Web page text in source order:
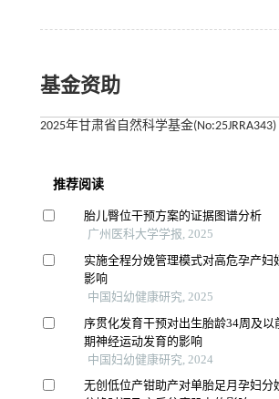
基金资助
2025年甘肃省自然科学基金(No:25JRRA343)